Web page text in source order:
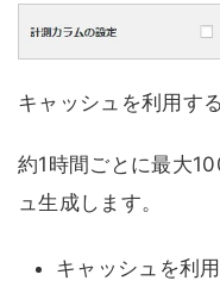
キャッシュを利用す
約1時間ごとに最大
ュ生成します。
キャッシュを利